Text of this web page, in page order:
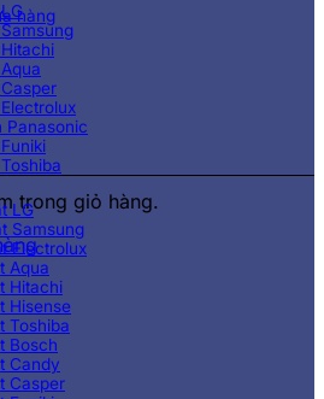
hàng
trong giỏ hàng.
Panasonic
LG
Samsung
Electrolux
Aqua
Hitachi
Hisense
Toshiba
Bosch
Candy
Casper